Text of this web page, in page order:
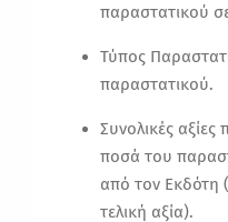
παραστατικού
Τύπος
παραστατικού.
Συνολικές
ποσά του
από τον Εκδότη
τελική αξία).